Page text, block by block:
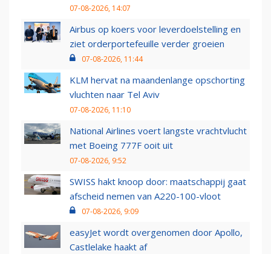
07-08-2026, 14:07
Airbus op koers voor leverdoelstelling en
ziet orderportefeuille verder groeien
07-08-2026, 11:44
KLM hervat na maandenlange opschorting
vluchten naar Tel Aviv
07-08-2026, 11:10
National Airlines voert langste vrachtvlucht
met Boeing 777F ooit uit
07-08-2026, 9:52
SWISS hakt knoop door: maatschappij gaat
afscheid nemen van A220-100-vloot
07-08-2026, 9:09
easyJet wordt overgenomen door Apollo,
Castlelake haakt af